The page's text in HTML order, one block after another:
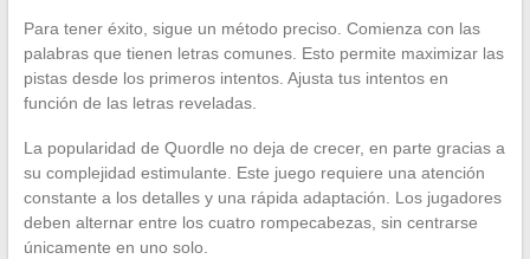
Para tener éxito, sigue un método preciso. Comienza con las
palabras que tienen letras comunes. Esto permite maximizar las
pistas desde los primeros intentos. Ajusta tus intentos en
función de las letras reveladas.
La popularidad de Quordle no deja de crecer, en parte gracias a
su complejidad estimulante. Este juego requiere una atención
constante a los detalles y una rápida adaptación. Los jugadores
deben alternar entre los cuatro rompecabezas, sin centrarse
únicamente en uno solo.